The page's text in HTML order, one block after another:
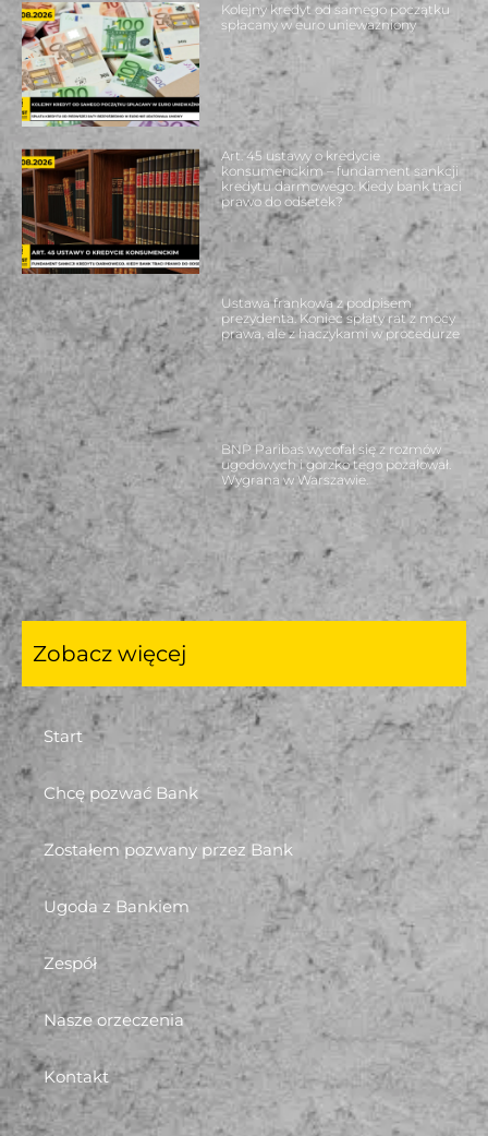
Kolejny kredyt od samego początku
spłacany w euro unieważniony
Art. 45 ustawy o kredycie
konsumenckim – fundament sankcji
kredytu darmowego. Kiedy bank traci
prawo do odsetek?
Ustawa frankowa z podpisem
prezydenta. Koniec spłaty rat z mocy
prawa, ale z haczykami w procedurze
BNP Paribas wycofał się z rozmów
ugodowych i gorzko tego pożałował.
Wygrana w Warszawie.
Zobacz więcej
Start
Chcę pozwać Bank
Zostałem pozwany przez Bank
Ugoda z Bankiem
Zespół
Nasze orzeczenia
Kontakt